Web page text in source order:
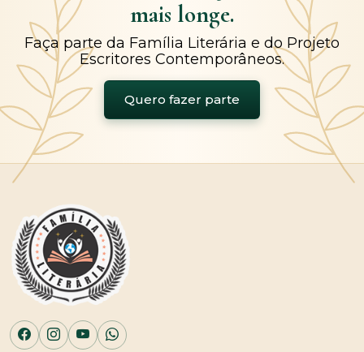
mais longe.
Faça parte da Família Literária e do Projeto
Escritores Contemporâneos.
Quero fazer parte